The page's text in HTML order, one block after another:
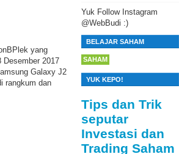
yang
Desember 2017
Galaxy J2
rangkum dan
Yuk Follow Instagram
@WebBudi :)
BELAJAR SAHAM
SAHAM
YUK KEPO!
Tips dan Trik
seputar
Investasi dan
Trading Saham